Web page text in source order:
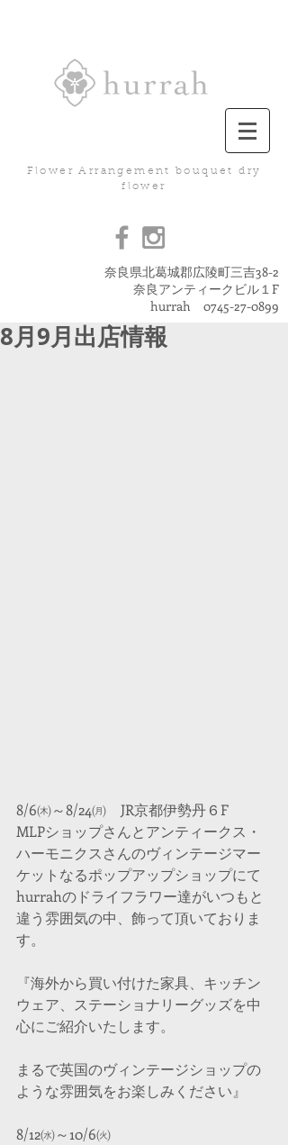
Flower Arrangement bouquet dry
flower
奈良県北葛城郡広陵町三吉38-2
奈良アンティークビル１F
hurrah 0745-27-0899
8月9月出店情報
8/6㈭～8/24㈪　JR京都伊勢丹６F
MLPショップさんとアンティークス・
ハーモニクスさんのヴィンテージマー
ケットなるポップアップショップにて
hurrahのドライフラワー達がいつもと
違う雰囲気の中、飾って頂いておりま
す。
『海外から買い付けた家具、キッチン
ウェア、ステーショナリーグッズを中
心にご紹介いたします。
まるで英国のヴィンテージショップの
ような雰囲気をお楽しみください』
8/12㈬～10/6㈫